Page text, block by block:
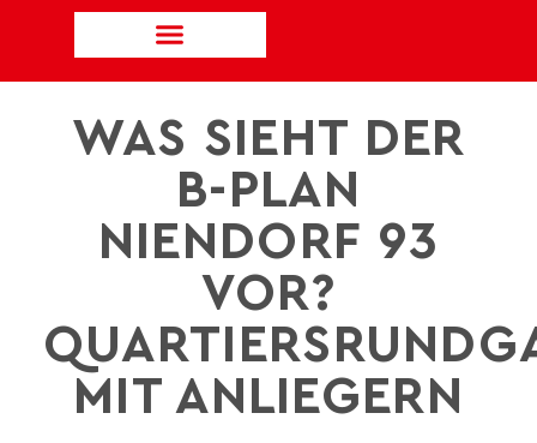
WAS SIEHT DER
B-PLAN
NIENDORF 93
VOR?
MIT ANLIEGERN